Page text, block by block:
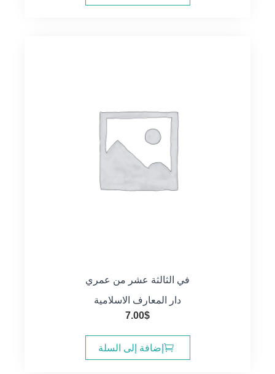
في الثالثة عشر من عمري
دار المعارف الاسلامية
7.00$
إضافة إلى السلة